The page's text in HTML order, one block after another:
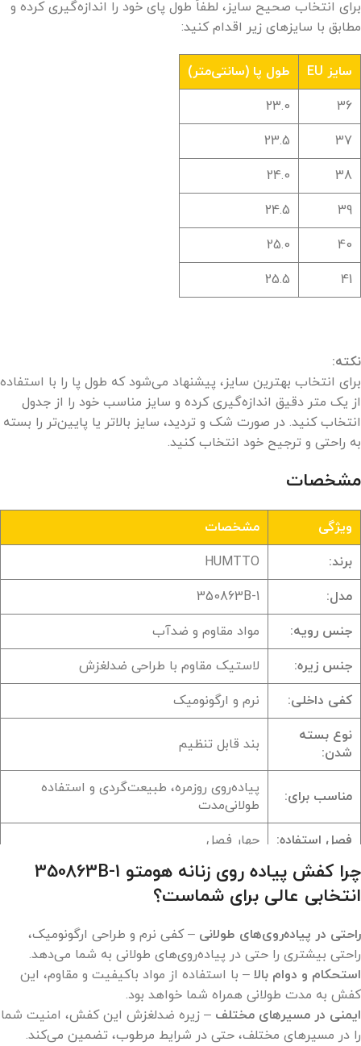
برای انتخاب صحیح سایز، لطفاً طول پای خود را اندازه‌گیری کرده و
مطابق با سایزهای زیر اقدام کنید:
سایز EU
طول پا (سانتی‌متر)
36
23.0
37
23.5
38
24.0
39
24.5
40
25.0
41
25.5
نکته:
برای انتخاب بهترین سایز، پیشنهاد می‌شود که طول پا را با استفاده
از یک متر دقیق اندازه‌گیری کرده و سایز مناسب خود را از جدول
انتخاب کنید. در صورت شک و تردید، سایز بالاتر یا پایین‌تر را بسته
به راحتی و ترجیح خود انتخاب کنید.
مشخصات
ویژگی
مشخصات
برند:
HUMTTO
مدل:
350863B-1
جنس رویه:
مواد مقاوم و ضدآب
جنس زیره:
لاستیک مقاوم با طراحی ضدلغزش
کفی داخلی:
نرم و ارگونومیک
نوع بسته
شدن:
بند قابل تنظیم
مناسب برای:
پیاده‌روی روزمره، طبیعت‌گردی و استفاده
طولانی‌مدت
فصل استفاده:
چهار فصل
چرا کفش پیاده روی زنانه هومتو 350863B-1
انتخابی عالی برای شماست؟
راحتی در پیاده‌روی‌های طولانی – کفی نرم و طراحی ارگونومیک،
راحتی بیشتری را حتی در پیاده‌روی‌های طولانی به شما می‌دهد.
استحکام و دوام بالا – با استفاده از مواد باکیفیت و مقاوم، این
کفش به مدت طولانی همراه شما خواهد بود.
ایمنی در مسیرهای مختلف – زیره ضدلغزش این کفش، امنیت شما
را در مسیرهای مختلف، حتی در شرایط مرطوب، تضمین می‌کند.